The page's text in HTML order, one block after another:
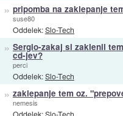
» pripomba na zaklepanje
suse80
Oddelek:Slo-Tech
» Sergio-zakaj si zaklenil
cd-jev?
perci
Oddelek:Slo-Tech
» zaklepanje tem oz.
nemesis